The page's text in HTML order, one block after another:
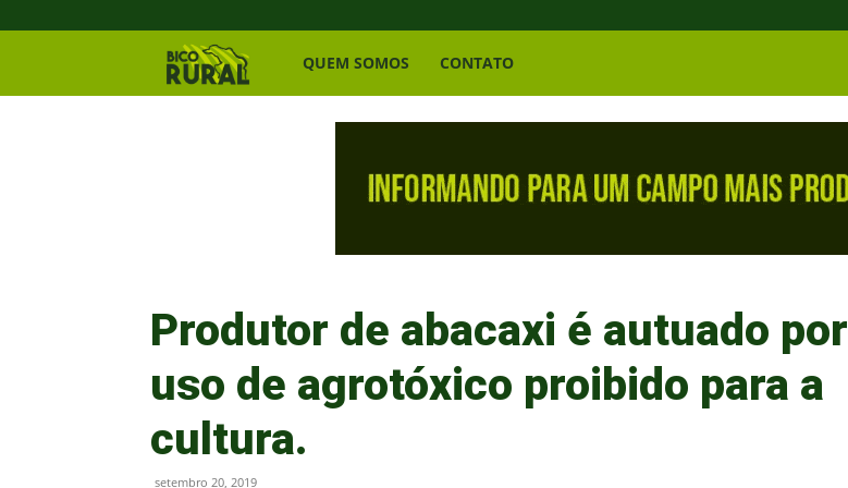
Bico
QUEM SOMOS CONTATO
Produtor de abacaxi é autuado por
uso de agrotóxico proibido para a
cultura.
setembro 20, 2019